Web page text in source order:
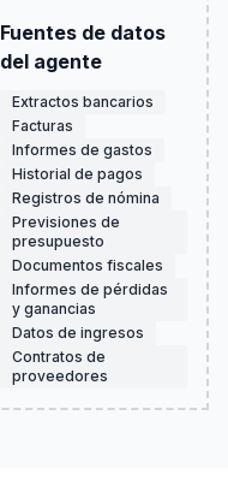
Fuentes de datos
del agente
Extractos bancarios
Facturas
Informes de gastos
Historial de pagos
Registros de nómina
Previsiones de
presupuesto
Documentos fiscales
Informes de pérdidas
y ganancias
Datos de ingresos
Contratos de
proveedores